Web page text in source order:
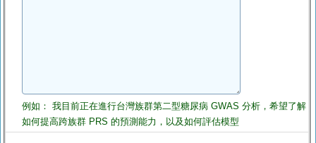
例如： 我目前正在進行台灣族群第二型糖尿病 GWAS 分析，希望了解
如何提高跨族群 PRS 的預測能力，以及如何評估模型